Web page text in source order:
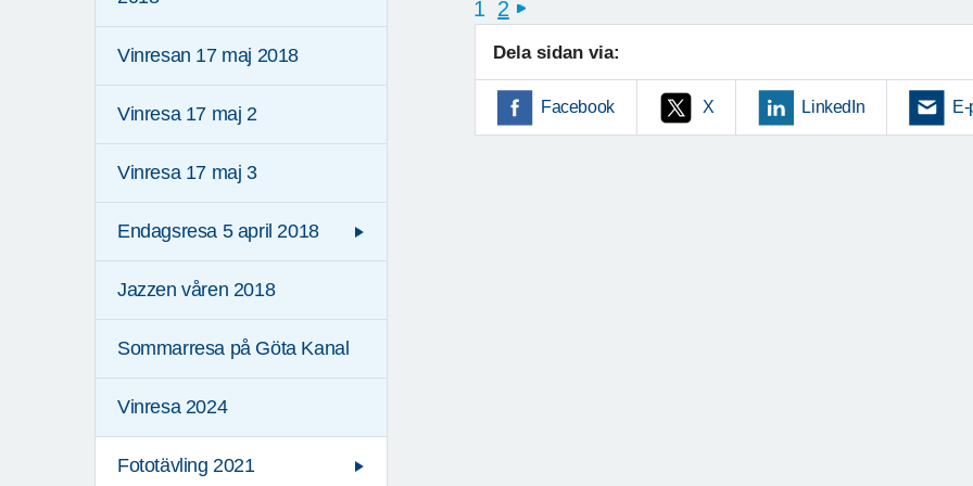
Vinresan 17 maj 2018
Vinresa 17 maj 2
Vinresa 17 maj 3
Endagsresa 5 april 2018
Jazzen våren 2018
Sommarresa på Göta Kanal
Vinresa 2024
Fototävling 2021
1 2 next
Dela sidan via:
Facebook X LinkedIn